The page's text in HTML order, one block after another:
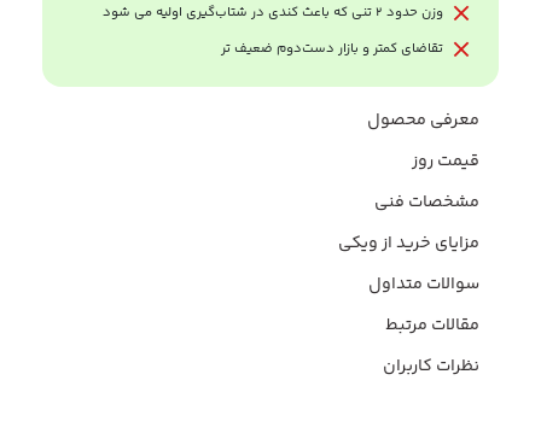
وزن حدود ۲ تنی که باعث کندی در شتاب‌گیری اولیه می شود
تقاضای کمتر و بازار دست‌دوم ضعیف ‌تر
معرفی محصول
قیمت روز
مشخصات فنی
مزایای خرید از ویکی
سوالات متداول
مقالات مرتبط
نظرات کاربران